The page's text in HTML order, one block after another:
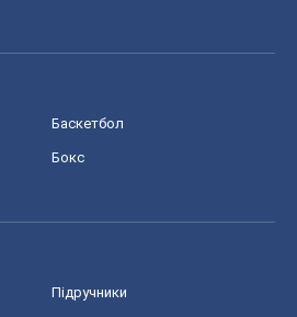
Баскетбол
Бокс
Підручники